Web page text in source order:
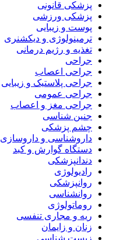
پزشکی قانونی
پزشکی ورزشی
پوست و زیبایی
ترمینولوژی و دیکشنری
تغذیه و رژیم درمانی
جراحی
جراحی اعصاب
جراحی پلاستیک و زیبایی
جراحی عمومی
جراحی مغز و اعصاب
جنین شناسی
چشم پزشکی
داروشناسی و داروسازی
دستگاه گوارش و کبد
دندانپزشکی
رادیولوژی
روانپزشکی
روانشناسی
روماتولوژی
ریه و مجاری تنفسی
زنان و زایمان
زیست شناسی